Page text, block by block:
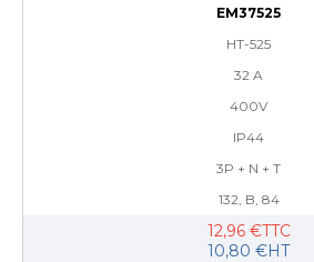
EM37525
HT-525
32 A
400V
IP44
3P + N + T
132, B, 84
12,96 €TTC
10,80 €HT